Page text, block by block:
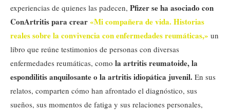
experiencias de quienes las padecen, Pfizer se ha asociado con
ConArtritis para crear«Mi compañera de vida. Historias
reales sobre la convivencia con enfermedades reumáticas,» un
libro que reúne testimonios de personas con diversas
enfermedades reumáticas, como la artritis reumatoide, la
espondilitis anquilosante o la artritis idiopática juvenil. En sus
relatos, comparten cómo han afrontado el diagnóstico, sus
sueños, sus momentos de fatiga y sus relaciones personales,